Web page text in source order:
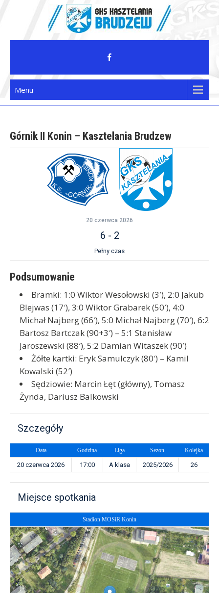
GKS Kasztelania Brudzew
Menu
Górnik II Konin – Kasztelania Brudzew
20 czerwca 2026
6 - 2
Pełny czas
Podsumowanie
Bramki: 1:0 Wiktor Wesołowski (3′), 2:0 Jakub
Blejwas (17′), 3:0 Wiktor Grabarek (50′), 4:0
Michał Najberg (66′), 5:0 Michał Najberg (70′), 6:2
Bartosz Bartczak (90+3′) – 5:1 Stanisław
Jaroszewski (88′), 5:2 Damian Witaszek (90′)
Żółte kartki: Eryk Samulczyk (80′) – Kamil
Kowalski (52′)
Sędziowie: Marcin Łęt (główny), Tomasz
Żynda, Dariusz Balkowski
Szczegóły
Data Godzina Liga Sezon Kolejka
20 czerwca 2026 17:00 A klasa 2025/2026 26
Miejsce spotkania
Stadion MOSiR Konin